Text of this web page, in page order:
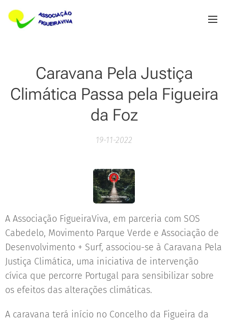
Caravana Pela Justiça
Climática Passa pela Figueira
da Foz
19-11-2022
A Associação FigueiraViva, em parceria com SOS
Cabedelo, Movimento Parque Verde e Associação de
Desenvolvimento + Surf, associou-se à Caravana Pela
Justiça Climática, uma iniciativa de intervenção
cívica que percorre Portugal para sensibilizar sobre
os efeitos das alterações climáticas.
A caravana terá início no Concelho da Figueira da